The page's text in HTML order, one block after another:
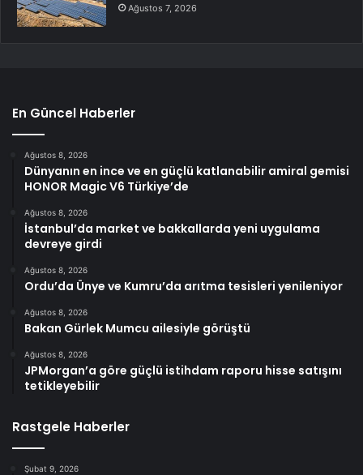
Ağustos 7, 2026
En Güncel Haberler
Ağustos 8, 2026
Dünyanın en ince ve en güçlü katlanabilir amiral gemisi
HONOR Magic V6 Türkiye’de
Ağustos 8, 2026
İstanbul’da market ve bakkallarda yeni uygulama
devreye girdi
Ağustos 8, 2026
Ordu’da Ünye ve Kumru’da arıtma tesisleri yenileniyor
Ağustos 8, 2026
Bakan Gürlek Mumcu ailesiyle görüştü
Ağustos 8, 2026
JPMorgan’a göre güçlü istihdam raporu hisse satışını
tetikleyebilir
Rastgele Haberler
Şubat 9, 2026